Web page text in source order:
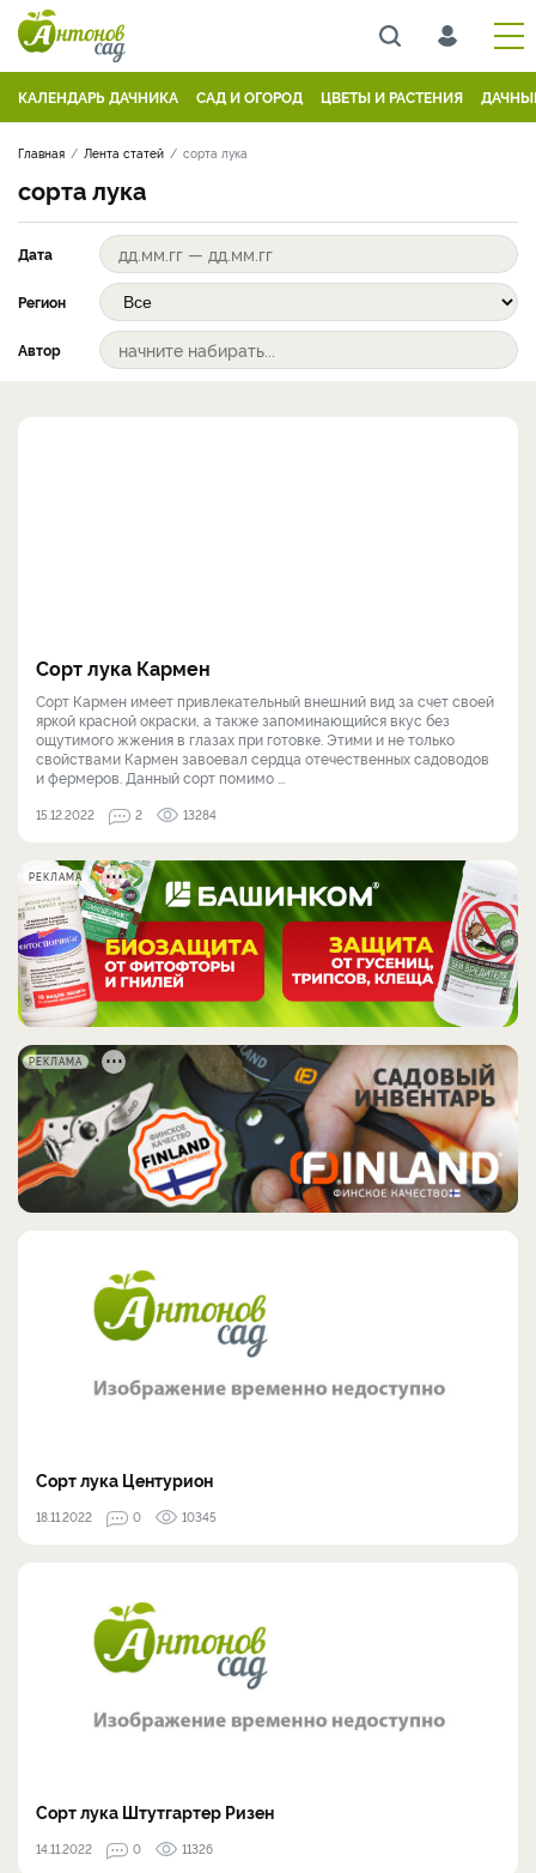
КАЛЕНДАРЬ ДАЧНИКА САД И ОГОРОД ЦВЕТЫ И РАСТЕНИЯ
Главная Лента статей сорта лука
сорта лука
Дата
Регион
Автор
Сорт лука Кармен
Сорт Кармен имеет привлекательный внешний вид за счет своей
яркой красной окраски, а также запоминающийся вкус без
ощутимого жжения в глазах при готовке. Этими и не только
свойствами Кармен завоевал сердца отечественных садоводов
и фермеров. Данный сорт помимо ...
15.12.2022 2 13284
РЕКЛАМА
РЕКЛАМА
Сорт лука Центурион
18.11.2022 0 10345
Сорт лука Штутгартер Ризен
14.11.2022 0 11326